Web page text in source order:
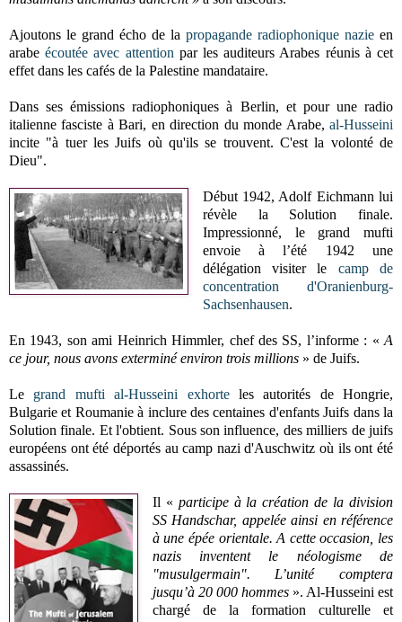
Ajoutons le grand écho de la propagande radiophonique nazie en
arabeécoutée avec attention par les auditeurs Arabes réunis à cet
effet dans les cafés de la Palestine mandataire.
Dans ses émissions radiophoniques à Berlin, et pour une radio
italienne fasciste à Bari, en direction du monde Arabe, al-Husseini
incite "à tuer les Juifs où qu'ils se trouvent. C'est la volonté de
Dieu".
Début 1942, Adolf Eichmann lui
révèle la Solution finale.
Impressionné, le grand mufti
envoie à l’été 1942 une
délégation visiter le camp de
concentration d'Oranienburg-
Sachsenhausen.
En 1943, son ami Heinrich Himmler, chef des SS, l’informe : « A
ce jour, nous avons exterminé environ trois millions » de Juifs.
Le grand mufti al-Husseini exhorteles autorités de Hongrie,
Bulgarie et Roumanie à inclure des centaines d'enfants Juifs dans la
Solution finale. Et l'obtient. Sous son influence, des milliers de juifs
européens ont été déportés au camp nazi d'Auschwitz où ils ont été
assassinés.
Il « participe à la création de la division
SS Handschar, appelée ainsi en référence
à une épée orientale.A cette occasion, les
nazis inventent le néologisme de
"musulgermain". L’unité comptera
jusqu’à 20 000 hommes». Al-Husseini est
chargé de la formation culturelle et